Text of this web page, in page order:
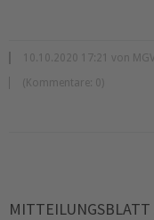
10.10.2020 17:21 von
(Kommentare: 0)